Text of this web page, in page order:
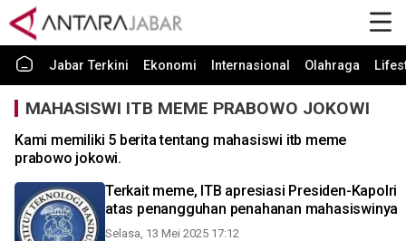
Jabar Terkini Ekonomi Internasional Olahraga
MAHASISWI ITB MEME PRABOWO JOKOWI
Kami memiliki 5 berita tentang mahasiswi itb meme
prabowo jokowi.
Terkait meme, ITB apresiasi Presiden-Kapolri
atas penangguhan penahanan mahasiswinya
Selasa, 13 Mei 2025 17:12